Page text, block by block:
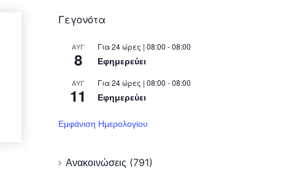
Γεγονότα
ΑΥΓ
8
Για 24 ώρες | 08:00 - 08:00
Εφημερεύει
ΑΥΓ
11
Για 24 ώρες | 08:00 - 08:00
Εφημερεύει
Εμφάνιση Ημερολογίου
Ανακοινώσεις (791)